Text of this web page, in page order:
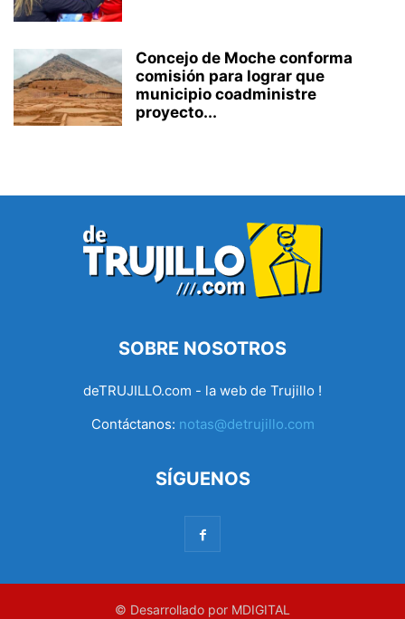
Concejo de Moche conforma
comisión para lograr que
municipio coadministre
proyecto...
SOBRE NOSOTROS
deTRUJILLO.com - la web de Trujillo !
Contáctanos: notas@detrujillo.com
SÍGUENOS
© Desarrollado por MDIGITAL